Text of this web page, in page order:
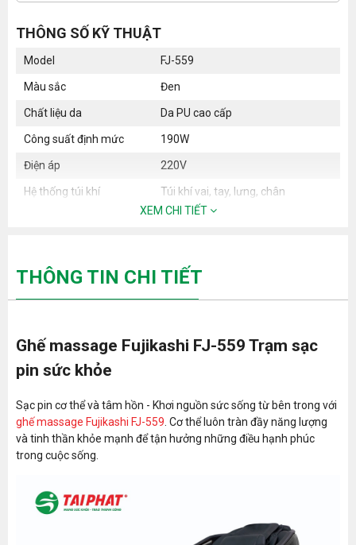
THÔNG SỐ KỸ THUẬT
Model FJ-559
Màu sắc Đen
Chất liệu da Da PU cao cấp
Công suất định mức 190W
Điện áp 220V
Hệ thống túi khí Túi khí vai, tay, lưng, chân
Có
- Phím điều khiển nhanh
Con lăn massage Silicon
Massage nhiệt
huyệt, miết huyệt, vỗ.
Cường độ massage 3 cấp độ
Cường độ massage túi
Chương trình massage
tự động
XEM CHI TIẾT
THÔNG TIN CHI TIẾT
Ghế massage Fujikashi FJ-559 Trạm sạc
pin sức khỏe
Sạc pin cơ thể và tâm hồn - Khơi nguồn sức sống từ bên trong với
ghế massage Fujikashi FJ-559 . Cơ thể luôn tràn đầy năng lượng
và tinh thần khỏe mạnh để tận hưởng những điều hạnh phúc
trong cuộc sống.